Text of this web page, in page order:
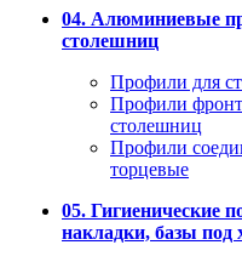
04. Алюминиевые
столешниц
Профили для
Профили
столешниц
Профили
торцевые
05. Гигиенические
накладки, базы под